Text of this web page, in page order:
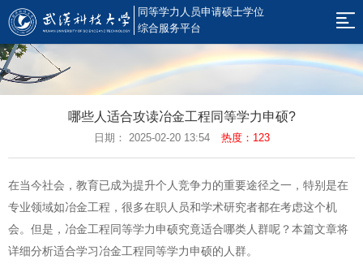
同等学力人员申请硕士学位
综合服务平台
网
站
新
闻
告
规
制
度
生
简
章
硕
果
云
课
考
辅
平
学
位
同
哪些人适合攻读冶金工程同等学力申硕?
日期： 2025-02-20 13:54 热度：123
在当今社会，教育已成为提升个人竞争力的重要途径之一，特别是在
专业领域如冶金工程，很多在职人员和学术研究者都在考虑这个机
会。但是，冶金工程同等学力申硕究竟适合哪类人群呢？本篇文章将
详细分析适合学习冶金工程同等学力申硕的人群。